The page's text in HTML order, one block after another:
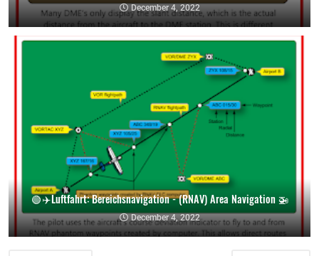
December 4, 2022
🟢 ✈️ Luftfahrt: Bereichsnavigation - (RNAV) Area Navigation 🚁
December 4, 2022